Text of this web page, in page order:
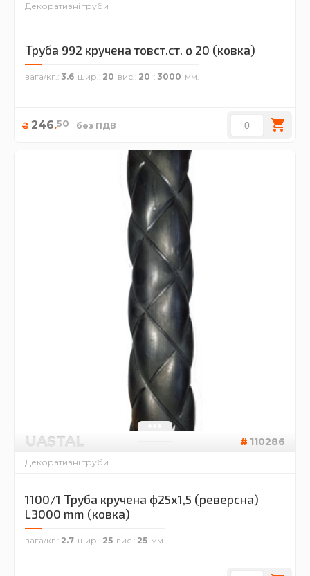
Декоративні труби
Труба 992 кручена товст.ст. ø 20 (ковка)
вага/кг. 3.6 шир. 20 вис. 20 3000
₴ 246.50 без ПДВ
UASTAL 110286
Декоративні труби
1100/1 Труба кручена ф25х1,5 (реверсна)
L3000 mm (ковка)
вага/кг. 2.7 шир. 25 вис. 25